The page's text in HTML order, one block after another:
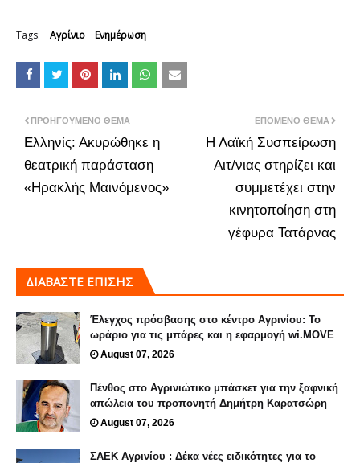
Tags: Αγρίνιο Ενημέρωση
ΕΠΌΜΕΝΟ ΘΈΜΑ
Η Λαϊκή Συσπείρωση
Αιτ/νιας στηρίζει και
συμμετέχει στην
κινητοποίηση στη
γέφυρα Τατάρνας
ΠΡΟΗΓΟΎΜΕΝΟ ΘΈΜΑ
Ελληνίς: Ακυρώθηκε η
θεατρική παράσταση
«Ηρακλής Μαινόμενος»
ΔΙΑΒΑΣΤΕ ΕΠΙΣΗΣ
Έλεγχος πρόσβασης στο κέντρο Αγρινίου: Το
ωράριο για τις μπάρες και η εφαρμογή wi.MOVE
August 07, 2026
Πένθος στο Αγρινιώτικο μπάσκετ για την ξαφνική
απώλεια του προπονητή Δημήτρη Καρατσώρη
August 07, 2026
ΣΑΕΚ Αγρινίου : Δέκα νέες ειδικότητες για το